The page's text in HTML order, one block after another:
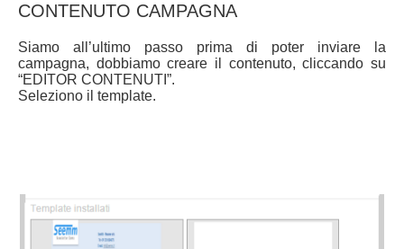
CONTENUTO CAMPAGNA
Siamo all’ultimo passo prima di poter inviare la
campagna, dobbiamo creare il contenuto, cliccando su
“EDITOR CONTENUTI”.
Seleziono il template.